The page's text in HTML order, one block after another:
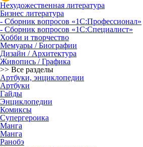
Нехудожественная литература
Бизнес литература
- Сборник вопросов «1С:Профессионал»
- Сборник вопросов «1С:Специалист»
Хобби и творчество
Мемуары / Биографии
Дизайн / Архитектура
Живопись / Графика
>> Все разделы
Артбуки, энциклопедии
Артбуки
Гайды
Энциклопедии
Комиксы
Супергероика
Манга
Манга
Ранобэ